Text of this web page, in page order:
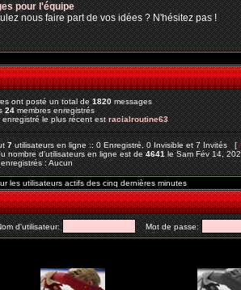
pour l'équipe
nous faire part de vos idées ? N'hésitez pas !
ont posté un total de1820messages
24membres enregistrés
enregistré le plus récent estracialroutine63
7utilisateurs en ligne :: 0 Enregistré, 0 Invisible et 7 Invités [
nombre d'utilisateurs en ligne est de4641le Sam Fév 14,
: Aucun
les utilisateurs actifs des cinq dernières minutes
d'utilisateur: Mot de passe: